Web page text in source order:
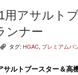
アサルト
ンナー
, タグ: HGAC, プレミアムバ
ルトブースター＆高